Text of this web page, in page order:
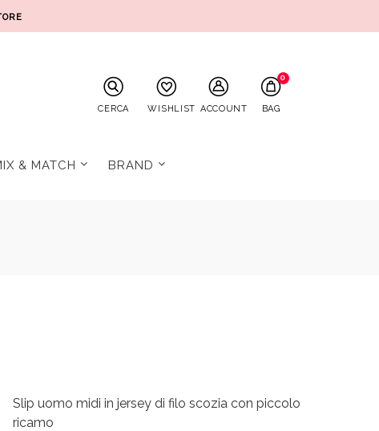
CERCA WISHLIST ACCOUNT BAG
0
& MATCH BRAND
Slip uomo midi in jersey di filo scozia con piccolo
ricamo